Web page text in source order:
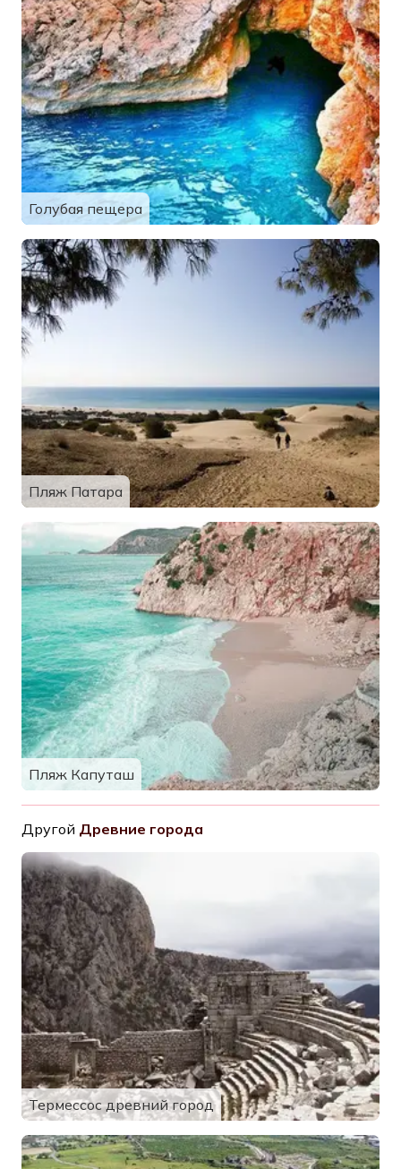
Голубая пещера
Пляж Патара
Пляж Капуташ
Другой Древние города
Термессос древний город